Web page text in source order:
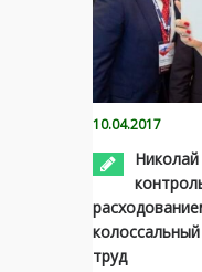
10.04.2017
Николай
труд